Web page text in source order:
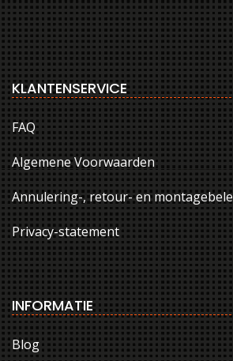
KLANTENSERVICE
FAQ
Algemene Voorwaarden
Annulering-, retour- en
Privacy-statement
INFORMATIE
Blog